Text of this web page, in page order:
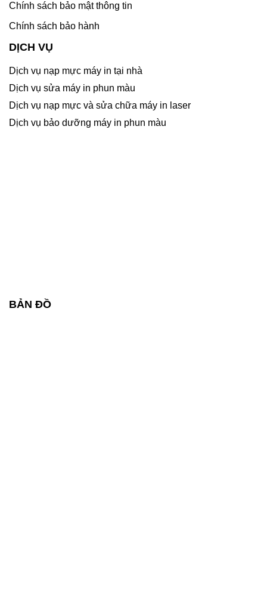
Chính sách bảo mật thông tin
Chính sách bảo hành
DỊCH VỤ
Dịch vụ nạp mực máy in tại nhà
Dịch vụ sửa máy in phun màu
Dịch vụ nạp mực và sửa chữa máy in laser
Dịch vụ bảo dưỡng máy in phun màu
BẢN ĐỒ